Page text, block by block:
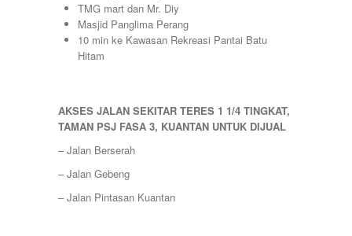
TMG mart dan Mr. Diy
Masjid Panglima Perang
10 min ke Kawasan Rekreasi Pantai Batu
Hitam
AKSES JALAN SEKITAR TERES 1 1/4 TINGKAT,
TAMAN PSJ FASA 3, KUANTAN UNTUK DIJUAL
– Jalan Berserah
– Jalan Gebeng
– Jalan Pintasan Kuantan